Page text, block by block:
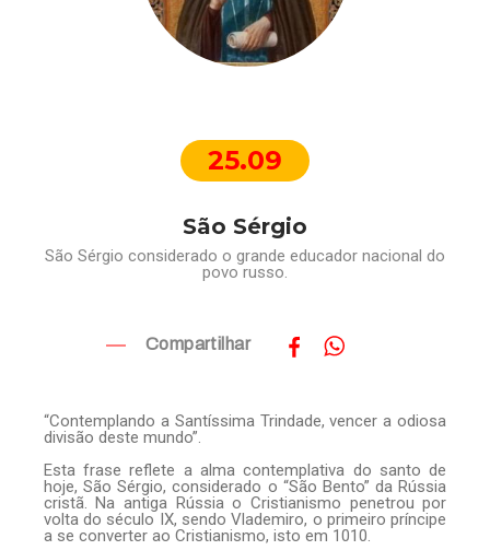
25.09
São Sérgio
São Sérgio considerado o grande educador nacional do
povo russo.
Compartilhar
“Contemplando a Santíssima Trindade, vencer a odiosa
divisão deste mundo”.
Esta frase reflete a alma contemplativa do santo de
hoje, São Sérgio, considerado o “São Bento” da Rússia
cristã. Na antiga Rússia o Cristianismo penetrou por
volta do século IX, sendo Vlademiro, o primeiro príncipe
a se converter ao Cristianismo, isto em 1010.